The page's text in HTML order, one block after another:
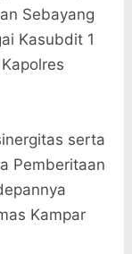
Sebayang
Kasubdit 1
serta
Pemberitaan
Kampar